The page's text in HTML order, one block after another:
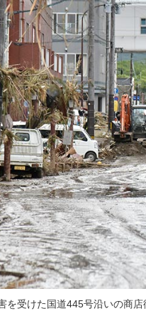
を受けた国道445号沿いの商